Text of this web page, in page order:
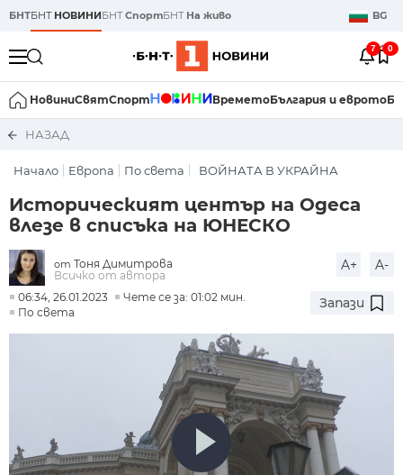
БНТБНТ НОВИНИБНТСпортБНТ На живо BG
7 0
НовиниСвятСпорт ВреметоБългария и еврото
НАЗАД
Начало Европа По света ВОЙНАТА В УКРАЙНА
Историческият център на Одеса
влезе в списъка на ЮНЕСКО
от Тоня Димитрова
Всичко от автора
A+ A-
06:34, 26.01.2023
Чете се за: 01:02 мин.
По света
Запази